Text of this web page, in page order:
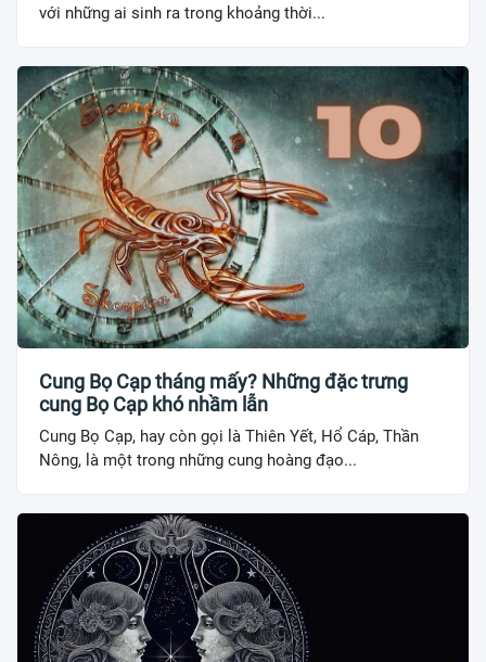
với những ai sinh ra trong khoảng thời...
Cung Bọ Cạp tháng mấy? Những đặc trưng
cung Bọ Cạp khó nhầm lẫn
Cung Bọ Cạp, hay còn gọi là Thiên Yết, Hổ Cáp, Thần
Nông, là một trong những cung hoàng đạo...